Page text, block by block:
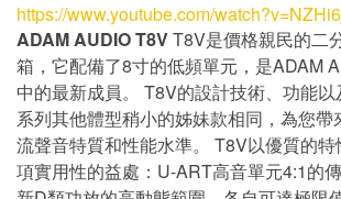
https://www.youtube.com/
ADAM AUDIO T8VT8V是價格親民的二
箱，它配備了8寸的低頻單元，是ADAM
中的最新成員。 T8V的設計技術、功能
系列其他體型稍小的姊妹款相同，為您帶
流聲音特質和性能水準。 T8V以優質的
項實用性的益處：U-ART高音單元4:1的